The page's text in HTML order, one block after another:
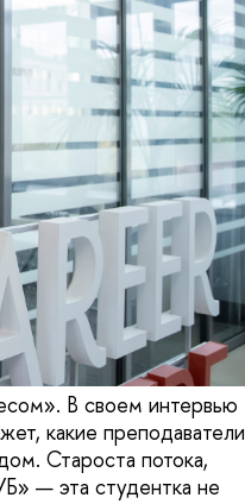
В своем интервью
какие преподаватели
Староста потока,
— эта студентка не